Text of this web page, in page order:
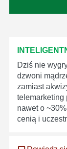
Dziś nie
dzwoni
zamiast
telemarketing
nawet o
cenią i